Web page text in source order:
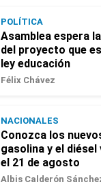
POLÍTICA
Asamblea espera
del proyecto que
ley educación
Félix Chávez
NACIONALES
Conozca los
gasolina y el
el 21 de agosto
Albis Calderón